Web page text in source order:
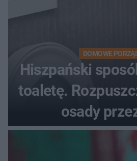
DOMOWE
Hiszpański
toaletę.
osady